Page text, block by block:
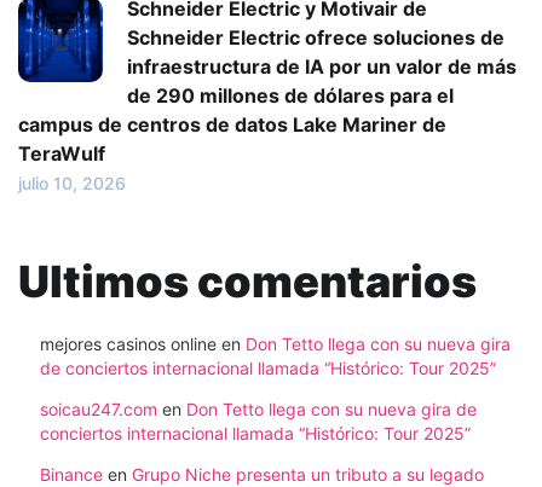
Schneider Electric y Motivair de
Schneider Electric ofrece soluciones de
infraestructura de IA por un valor de más
de 290 millones de dólares para el
campus de centros de datos Lake Mariner de
TeraWulf
julio 10, 2026
Ultimos comentarios
mejores casinos online en Don Tetto llega con su nueva gira
de conciertos internacional llamada “Histórico: Tour 2025”
soicau247.com en Don Tetto llega con su nueva gira de
conciertos internacional llamada “Histórico: Tour 2025”
Binance en Grupo Niche presenta un tributo a su legado